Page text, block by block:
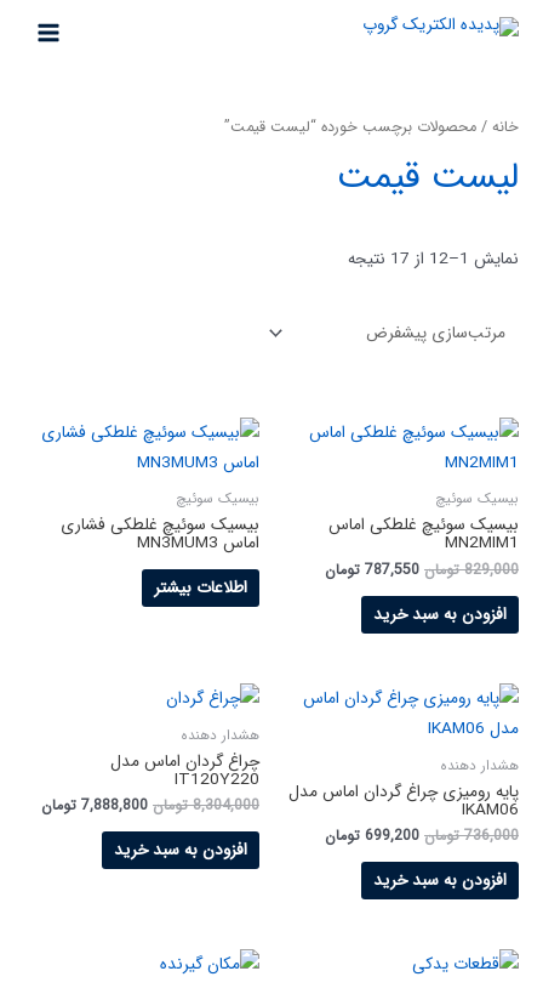
خانه / محصولات برچسب خورده “لیست قیمت”
لیست قیمت
نمایش 1–12 از 17 نتیجه
بیسیک سوئیچ
بیسیک سوئیچ غلطکی اماس
MN2MIM1
829,000 تومان 787,550 تومان
افزودن به سبد خرید
بیسیک سوئیچ
بیسیک سوئیچ غلطکی فشاری
اماس MN3MUM3
اطلاعات بیشتر
هشدار دهنده
پایه رومیزی چراغ گردان اماس مدل
IKAM06
736,000 تومان 699,200 تومان
افزودن به سبد خرید
هشدار دهنده
چراغ گردان اماس مدل
IT120Y220
8,304,000 تومان 7,888,800 تومان
افزودن به سبد خرید